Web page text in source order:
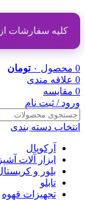
کلیه سفارشات از روز
0 محصول ۰ تومان
0 علاقه مندی
0 مقایسه
ورود / ثبت نام
انتخاب دسته بندی
آرکوپال
ابزار آلات
بلور و
تابلو
تجهیزات قهوه